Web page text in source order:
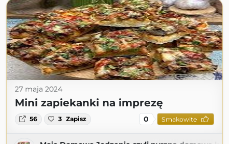
27 maja 2024
Mini zapiekanki na imprezę
56 3 Zapisz 0 Smakowite